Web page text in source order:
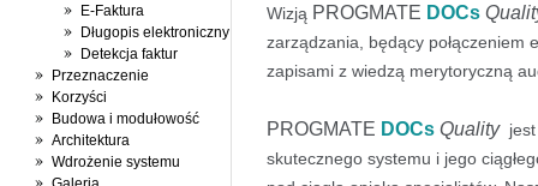
E-Faktura
Długopis elektroniczny
Detekcja faktur
Przeznaczenie
Korzyści
Budowa i modułowość
Architektura
Wdrożenie systemu
Wizją PROGMATE DOCs
zarządzania, będący połączeniem
zapisami z wiedzą merytoryczną
PROGMATE DOCs Quality
skutecznego systemu i jego